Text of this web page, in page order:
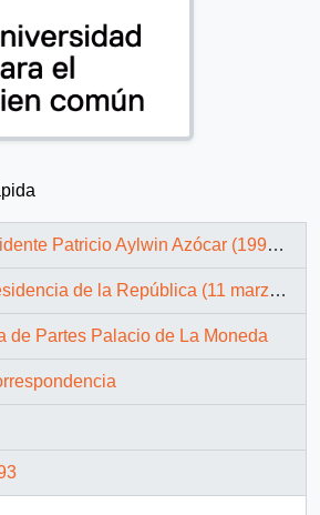
Patricio Aylwin Azócar (1990-1994)
de la República (11 marzo 1990 – 11 marzo 1994)
de Partes Palacio de La Moneda